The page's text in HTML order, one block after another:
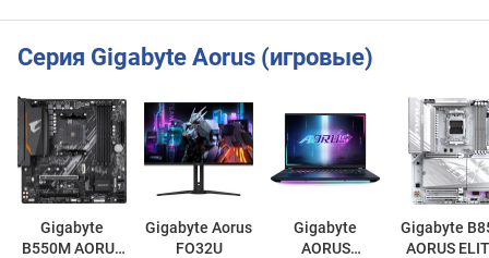
Серия Gigabyte Aorus (игровые)
Gigabyte
B550M AORUS
Gigabyte Aorus
FO32U
Gigabyte
AORUS
Gigabyte
AORUS